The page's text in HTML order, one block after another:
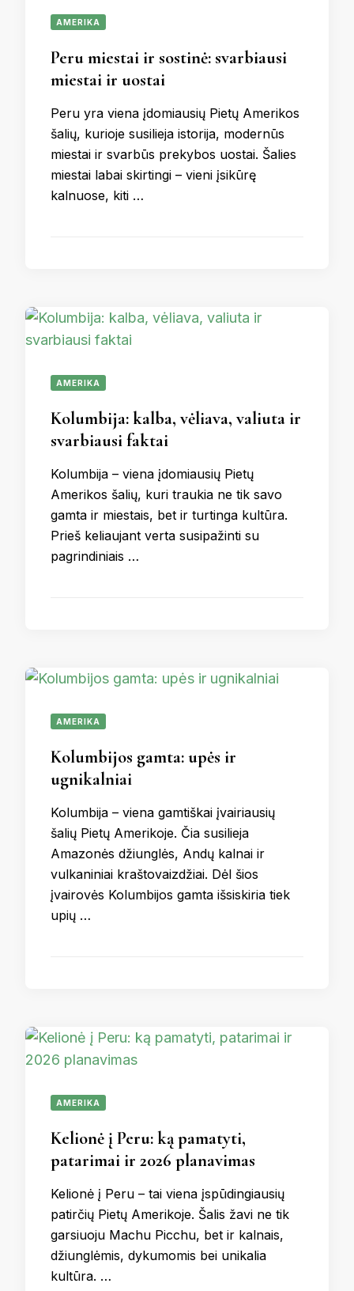
AMERIKA
Peru miestai ir sostinė: svarbiausi
miestai ir uostai
Peru yra viena įdomiausių Pietų Amerikos
šalių, kurioje susilieja istorija, modernūs
miestai ir svarbūs prekybos uostai. Šalies
miestai labai skirtingi – vieni įsikūrę
kalnuose, kiti …
AMERIKA
Kolumbija: kalba, vėliava, valiuta ir
svarbiausi faktai
Kolumbija – viena įdomiausių Pietų
Amerikos šalių, kuri traukia ne tik savo
gamta ir miestais, bet ir turtinga kultūra.
Prieš keliaujant verta susipažinti su
pagrindiniais …
AMERIKA
Kolumbijos gamta: upės ir
ugnikalniai
Kolumbija – viena gamtiškai įvairiausių
šalių Pietų Amerikoje. Čia susilieja
Amazonės džiunglės, Andų kalnai ir
vulkaniniai kraštovaizdžiai. Dėl šios
įvairovės Kolumbijos gamta išsiskiria tiek
upių …
AMERIKA
Kelionė į Peru: ką pamatyti,
patarimai ir 2026 planavimas
Kelionė į Peru – tai viena įspūdingiausių
patirčių Pietų Amerikoje. Šalis žavi ne tik
garsiuoju Machu Picchu, bet ir kalnais,
džiunglėmis, dykumomis bei unikalia
kultūra. …